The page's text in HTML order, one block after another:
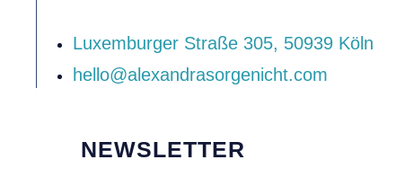
‍Luxemburger Straße 305, 50939 Köln
hello@alexandrasorgenicht.com
NEWSLETTER